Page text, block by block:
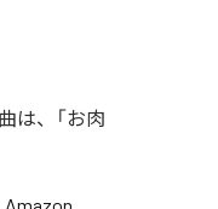
は、「お肉
Amazon